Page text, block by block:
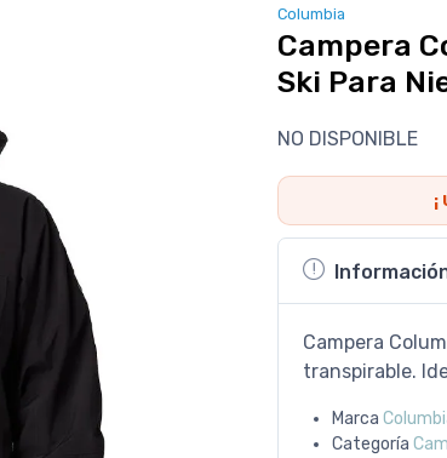
Columbia
Campera
Ski Para
NO DISPONIBLE
¡
Campera
transpirable.
Marca
Categoría